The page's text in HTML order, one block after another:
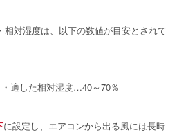
相対湿度は、以下の数値が目安とされて
・適した相対湿度…40～70％
に設定し、エアコンから出る風には長時